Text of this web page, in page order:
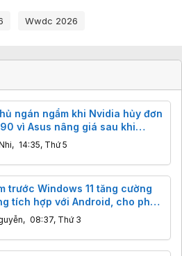
Wwdc 2026
ngán ngẩm khi Nvidia hủy đơn
vì Asus nâng giá sau khi
thanh toán
, 14:35, Thứ 5
trước Windows 11 tăng cường
tích hợp với Android, cho phép
xem thông báo điện thoại
bong bóng khi di chuột qua
, 08:37, Thứ 3